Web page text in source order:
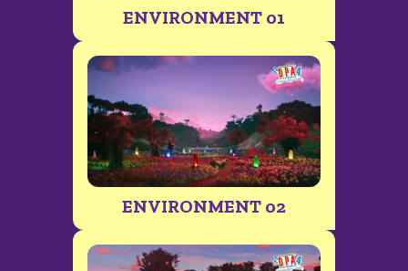
ENVIRONMENT 01
ENVIRONMENT 02